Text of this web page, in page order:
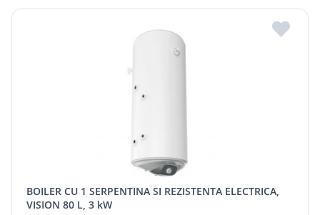
BOILER CU 1 SERPENTINA SI REZISTENTA ELECTRICA,
VISION 80 L, 3 kW